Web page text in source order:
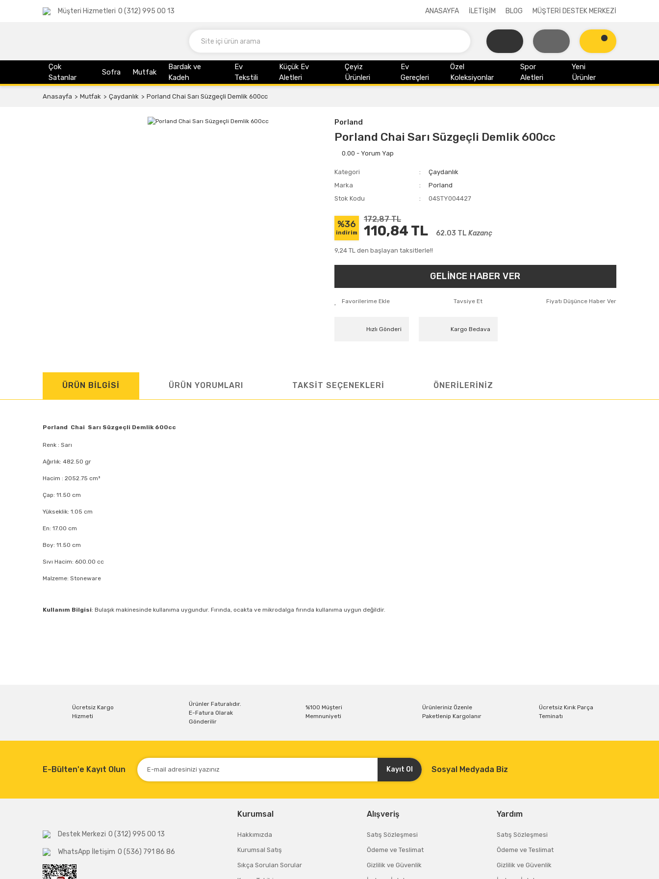
Müşteri Hizmetleri 0 (312) 995 00 13 ANASAYFA İLETİŞİM BLOG MÜŞTERİ DESTEK MERKEZİ
Çok
Satanlar
Sofra Mutfak
Bardak ve
Kadeh
Ev
Tekstili
Küçük Ev
Aletleri
Çeyiz
Ürünleri
Ev
Gereçleri
Özel
Koleksiyonlar
Spor
Aletleri
Yeni
Ürünler
Anasayfa Mutfak Çaydanlık Porland Chai Sarı Süzgeçli Demlik 600cc
Porland
Porland Chai Sarı Süzgeçli Demlik 600cc
0.00 - Yorum Yap
Kategori
Çaydanlık
Marka
Porland
Stok Kodu
04STY004427
%36
indirim
172,87 TL
110,84 TL 62.03 TL Kazanç
9,24 TL den başlayan taksitlerle!!
GELİNCE HABER VER
Tavsiye Et Fiyatı Düşünce Haber Ver
Hızlı Gönderi Kargo Bedava
ÜRÜN BİLGİSİ ÜRÜN YORUMLARI TAKSİT SEÇENEKLERİ ÖNERİLERİNİZ
Porland Chai Sarı Süzgeçli Demlik 600cc
Renk : Sarı
Ağırlık: 482.50 gr
Hacim : 2052.75 cm³
Çap: 11.50 cm
Yükseklik: 1.05 cm
En: 17.00 cm
Boy: 11.50 cm
Sıvı Hacim: 600.00 cc
Malzeme: Stoneware
Kullanım Bilgisi: Bulaşık makinesinde kullanıma uygundur. Fırında, ocakta ve mikrodalga fırında kullanıma uygun değildir.
Ürün açıklamasında eksik bilgiler bulunuyor.
Ürün bilgilerinde hatalar bulunuyor.
Ücretsiz Kargo
Hizmeti
Ürünler Faturalıdır.
E-Fatura Olarak
Gönderilir
%100 Müşteri
Memnuniyeti
Ürünleriniz Özenle
Paketlenip Kargolanır
Ücretsiz Kırık Parça
Teminatı
E-Bülten'e Kayıt Olun Kayıt Ol Sosyal Medyada Biz
Destek Merkezi 0 (312) 995 00 13
WhatsApp İletişim 0 (536) 791 86 86
Kurumsal
Hakkımızda
Kurumsal Satış
Sıkça Sorulan Sorular
Alışveriş
Satış Sözleşmesi
Ödeme ve Teslimat
Gizlilik ve Güvenlik
Yardım
Satış Sözleşmesi
Ödeme ve Teslimat
Gizlilik ve Güvenlik